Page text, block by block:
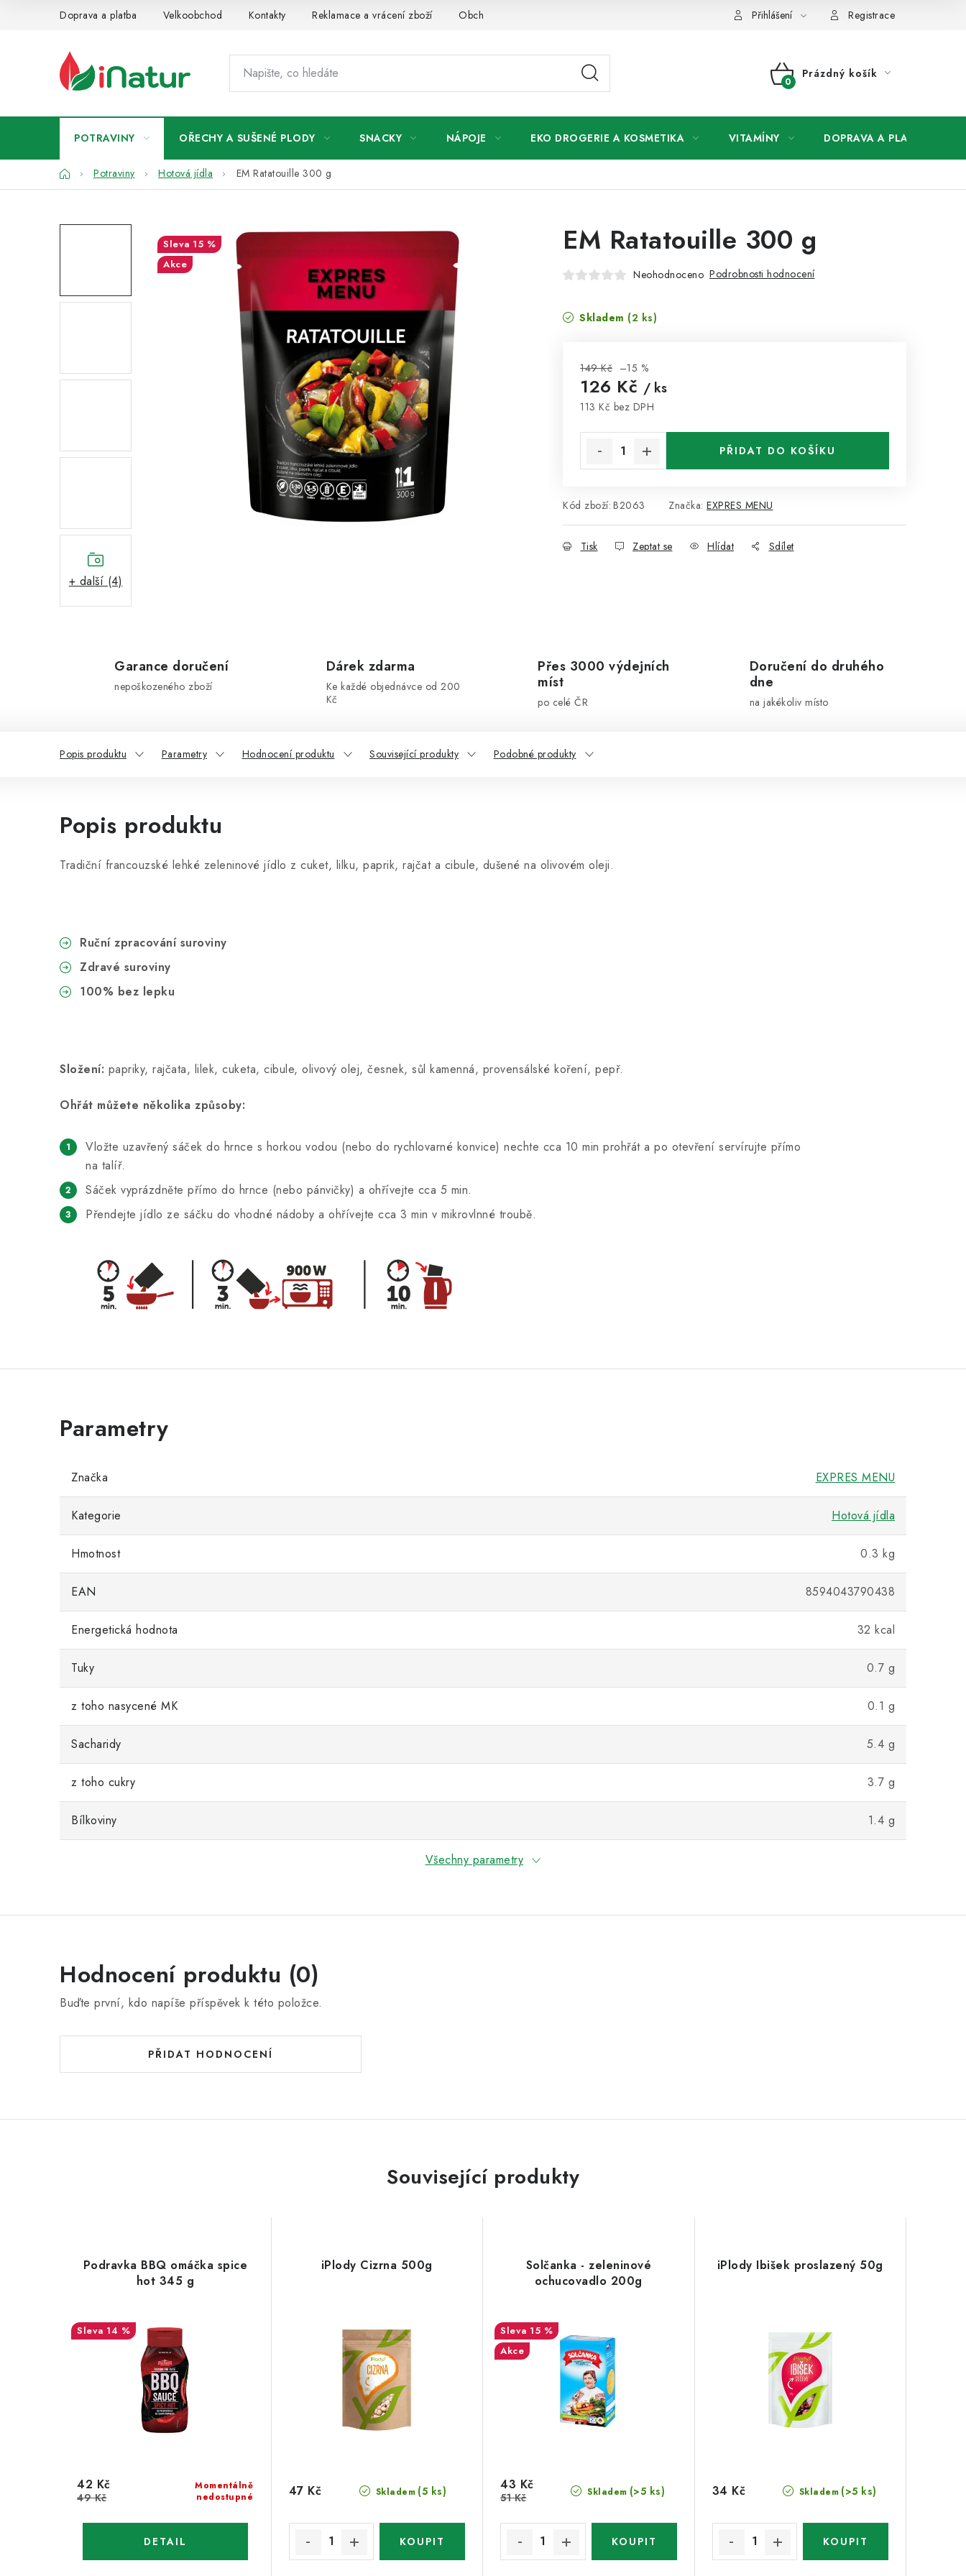
Doprava a platba Velkoobchod Kontakty Reklamace a vrácení zboží Obchodní podmínky Přihlášení Registrace
NÁKUPNÍ
Prázdný košík
POTRAVINY OŘECHY A SUŠENÉ PLODY SNACKY NÁPOJE EKO DROGERIE A KOSMETIKA VITAMÍNY DOPRAVA A PLATBA
DomůPotraviny Hotová jídla EM Ratatouille 300 g
+ další (4)
EM Ratatouille 300 g
Neohodnoceno Podrobnosti hodnocení
Skladem (2 ks)
149 Kč –15 %
126 Kč / ks
113 Kč bez DPH
PŘIDAT DO KOŠÍKU
Kód zboží: B2063 Značka: EXPRES MENU
Tisk Zeptat se Hlídat Sdílet
15 %
Akce
Garance doručení
nepoškozeného zboží
Dárek zdarma
Ke každé objednávce od 200
Kč
Přes 3000 výdejních
míst
po celé ČR
Doručení do druhého
dne
na jakékoliv místo
Popis produktu Parametry Hodnocení produktu Související produkty Podobné produkty
Popis produktu
Tradiční francouzské lehké zeleninové jídlo z cuket, lilku, paprik, rajčat a cibule, dušené na olivovém oleji.
Ruční zpracování suroviny
Zdravé suroviny
100% bez lepku
Složení: papriky, rajčata, lilek, cuketa, cibule, olivový olej, česnek, sůl kamenná, provensálské koření, pepř.
Ohřát můžete několika způsoby:
Vložte uzavřený sáček do hrnce s horkou vodou (nebo do rychlovarné konvice) nechte cca 10 min prohřát a po otevření servírujte přímo
na talíř.
Sáček vyprázdněte přímo do hrnce (nebo pánvičky) a ohřívejte cca 5 min.
Přendejte jídlo ze sáčku do vhodné nádoby a ohřívejte cca 3 min v mikrovlnné troubě.
Značka EXPRES MENU
Kategorie Hotová jídla
Hmotnost 0.3 kg
EAN 8594043790438
Energetická hodnota 32 kcal
Tuky 0.7 g
z toho nasycené MK 0.1 g
Sacharidy 5.4 g
z toho cukry 3.7 g
Bílkoviny 1.4 g
Všechny parametry
Hodnocení produktu (0)
Buďte první, kdo napíše příspěvek k této položce.
PŘIDAT HODNOCENÍ
Související produkty
Podravka BBQ omáčka spice
hot 345 g
14 %
Momentálně
nedostupné
42 Kč
49 Kč
iPlody Cizrna 500g
Skladem (5 ks)
47 Kč
Solčanka - zeleninové
ochucovadlo 200g
15 %
Akce
Skladem (>5 ks)
43 Kč
51 Kč
iPlody Ibišek proslazený 50g
Skladem (>5 ks)
34 Kč